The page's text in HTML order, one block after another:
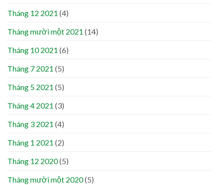
Tháng 12 2021 (4)
Tháng mười một 2021 (14)
Tháng 10 2021 (6)
Tháng 7 2021 (5)
Tháng 5 2021 (5)
Tháng 4 2021 (3)
Tháng 3 2021 (4)
Tháng 1 2021 (2)
Tháng 12 2020(5)
Tháng mười một 2020(5)